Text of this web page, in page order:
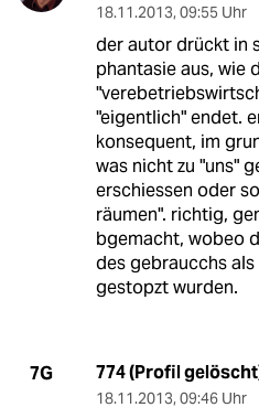
18.11.2013, 09:55 Uhr
der autor drückt in
phantasie aus, wie
"eigentlich" endet.
konsequent, im
was nicht zu "uns"
erschiessen oder
räumen". richtig,
bgemacht, wobeo
des gebraucchs
gestopzt wurden.
7G 774 (Profil
18.11.2013, 09:46 Uhr